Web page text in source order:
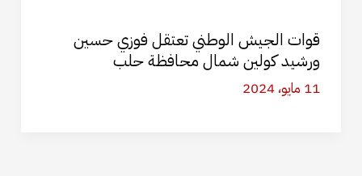
قوات الجيش الوطني تعتقل فوزي حسين
ورشيد كولين شمال محافظة حلب
11 مايو، 2024